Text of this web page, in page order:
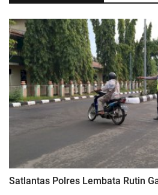
Satlantas Polres Lembata Rutin